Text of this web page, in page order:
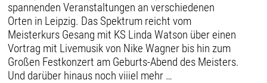
spannenden Veranstaltungen an verschiedenen
Orten in Leipzig. Das Spektrum reicht vom
Meisterkurs Gesang mit KS Linda Watson über einen
Vortrag mit Livemusik von Nike Wagner bis hin zum
Großen Festkonzert am Geburts-Abend des Meisters.
Und darüber hinaus noch viiiel mehr …